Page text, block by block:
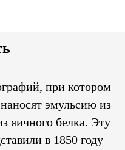
при котором
эмульсию из
яичного белка. Эту
в 1850 году